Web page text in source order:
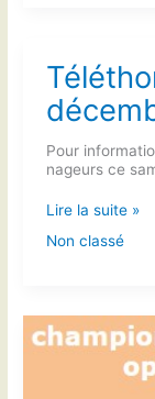
Pour
nageurs ce
Téléthon
3
de
18h
Lire la suite »
Non classé